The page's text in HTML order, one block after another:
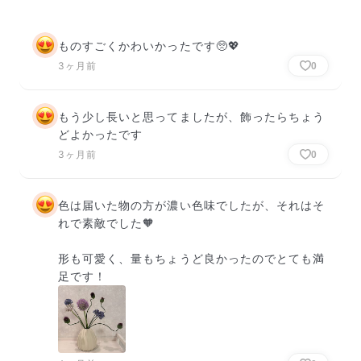
ものすごくかわいかったです🥺💖
3ヶ月前 0
もう少し長いと思ってましたが、飾ったらちょう
どよかったです
3ヶ月前 0
色は届いた物の方が濃い色味でしたが、それはそ
れで素敵でした🧡
形も可愛く、量もちょうど良かったのでとても満
足です！